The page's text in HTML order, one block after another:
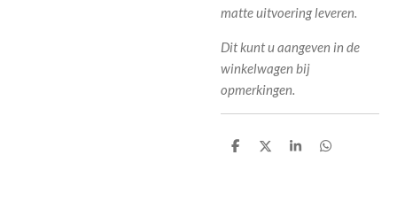
matte uitvoering leveren.
Dit kunt u aangeven in de
winkelwagen bij
opmerkingen.
D
D
S
D